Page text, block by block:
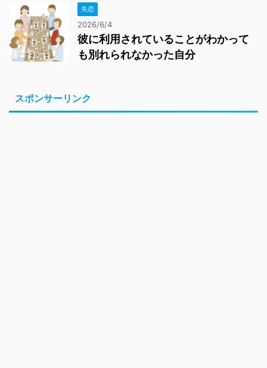
失恋
2026/6/4
彼に利用されていることがわかって
も別れられなかった自分
スポンサーリンク